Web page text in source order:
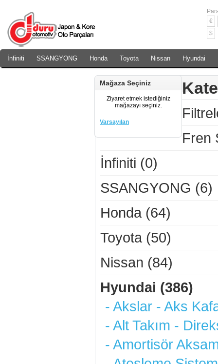
€
$
İnfiniti SSANGYONG Honda Toyota Nissan Hyundai
Mağaza Seçiniz
Ziyaret etmek istediğiniz
mağazayı seçiniz.
Varsayılan
Fren
İnfiniti (0)
SSANGYONG (6)
Honda (64)
Toyota (50)
Nissan (84)
Hyundai (386)
- Akslar - Aks
- Alt Takım -
- Amortisör